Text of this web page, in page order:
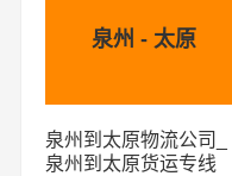
泉州 - 太原
泉州到太原物流公司_
泉州到太原货运专线